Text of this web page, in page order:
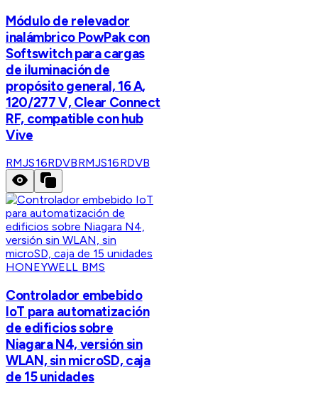
Módulo de relevador
inalámbrico PowPak con
Softswitch para cargas
de iluminación de
propósito general, 16 A,
120/277 V, Clear Connect
RF, compatible con hub
Vive
RMJS16RDVBRMJS16RDVB
HONEYWELL BMS
Controlador embebido
IoT para automatización
de edificios sobre
Niagara N4, versión sin
WLAN, sin microSD, caja
de 15 unidades